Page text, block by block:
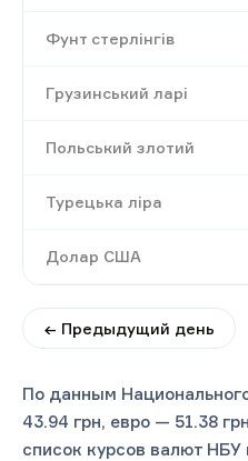
Фунт стерлінгів
Грузинський ларі
Польський злотий
Турецька ліра
Долар США
← Предыдущий день
По данным
43.94 грн, евро — 51.38
список курсов валют НБУ